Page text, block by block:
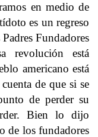
en medio de
es un regreso
Fundadores
revolución está
americano está
de que si se
de perder su
Bien lo dijo
de los fundadores